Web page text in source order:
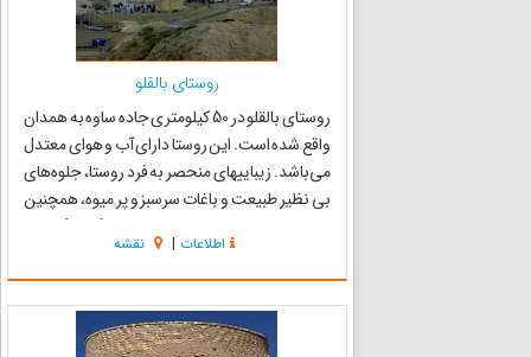
روستای بالقلو
روستای بالقلو در 50 کیلومتری جاده ساوه به همدان
واقع شده است. این روستا دارای آب و هوای معتدل
می‌باشد. زیباییهای منحصر به فرد روستا، جلوه‌های
بی نظیر طبیعت و باغات سرسبز و پر میوه، همچنین
جاذبه مذهبی روستا پتانسیل جذب گردشگر را در
این منطقه بالا برده است. یکی از جاذبه‌های تاریخی
ا...
اطلاعات | نقشه